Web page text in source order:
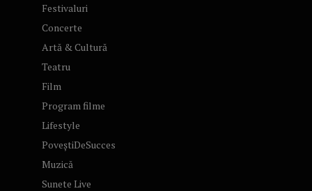
Festivaluri
Concerte
Artă & Cultură
Teatru
Film
Program filme
Lifestyle
PoveștiDeSucces
Muzică
Sunete Live